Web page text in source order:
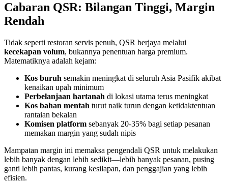
Cabaran QSR: Bilangan Tinggi, Margin
Rendah
Tidak seperti restoran servis penuh, QSR berjaya melalui
kecekapan volum, bukannya penentuan harga premium.
Matematiknya adalah kejam:
Kos buruh semakin meningkat di seluruh Asia Pasifik akibat
kenaikan upah minimum
Perbelanjaan hartanah di lokasi utama terus meningkat
Kos bahan mentah turut naik turun dengan ketidaktentuan
rantaian bekalan
Komisen platform sebanyak 20-35% bagi setiap pesanan
memakan margin yang sudah nipis
Mampatan margin ini memaksa pengendali QSR untuk melakukan
lebih banyak dengan lebih sedikit—lebih banyak pesanan, pusing
ganti lebih pantas, kurang kesilapan, dan penggajian yang lebih
efisien.